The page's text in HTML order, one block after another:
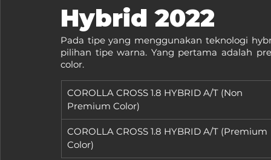
Hybrid 2022
Pada tipe yang menggunakan teknologi
pilihan tipe warna. Yang pertama adalah
color.
COROLLA CROSS 1.8 HYBRID A/T (Non
Premium Color)
COROLLA CROSS 1.8 HYBRID A/T (Premium
Color)